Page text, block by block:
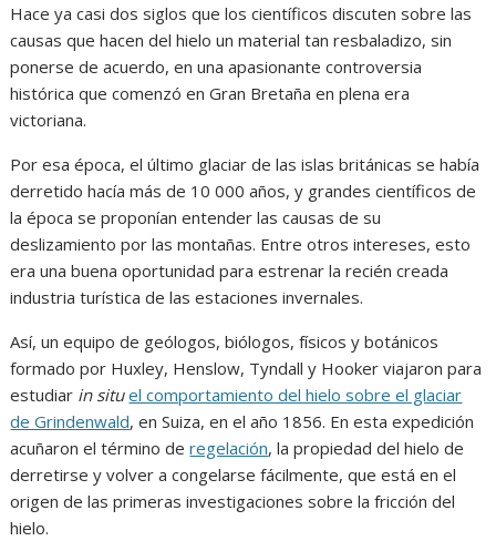
Hace ya casi dos siglos que los científicos discuten sobre las
causas que hacen del hielo un material tan resbaladizo, sin
ponerse de acuerdo, en una apasionante controversia
histórica que comenzó en Gran Bretaña en plena era
victoriana.
Por esa época, el último glaciar de las islas británicas se había
derretido hacía más de 10 000 años, y grandes científicos de
la época se proponían entender las causas de su
deslizamiento por las montañas. Entre otros intereses, esto
era una buena oportunidad para estrenar la recién creada
industria turística de las estaciones invernales.
Así, un equipo de geólogos, biólogos, físicos y botánicos
formado por Huxley, Henslow, Tyndall y Hooker viajaron para
estudiar in situ el comportamiento del hielo sobre el glaciar
de Grindenwald, en Suiza, en el año 1856. En esta expedición
acuñaron el término deregelación, la propiedad del hielo de
derretirse y volver a congelarse fácilmente, que está en el
origen de las primeras investigaciones sobre la fricción del
hielo.